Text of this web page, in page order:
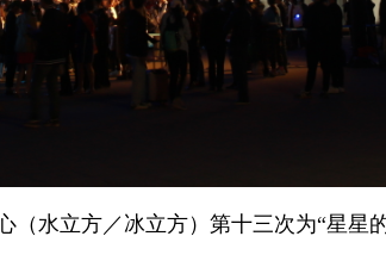
水立方／冰立方）第十三次为“星星